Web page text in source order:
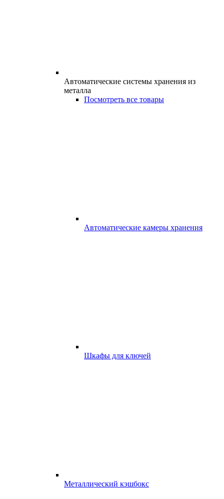
Автоматические системы хранения из
металла
Посмотреть все товары
Автоматические камеры хранения
Шкафы для ключей
Металлический кэшбокс